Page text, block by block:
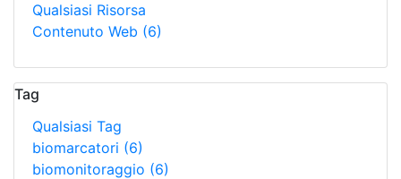
Qualsiasi Risorsa
Contenuto Web (6)
Tag
Qualsiasi Tag
biomarcatori (6)
biomonitoraggio (6)